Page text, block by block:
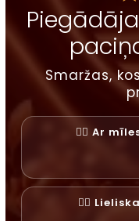
Smaržas,
✓⃝ Ar
✓⃝